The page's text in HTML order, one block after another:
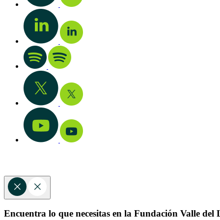
Encuentra lo que necesitas en la Fundación Valle del